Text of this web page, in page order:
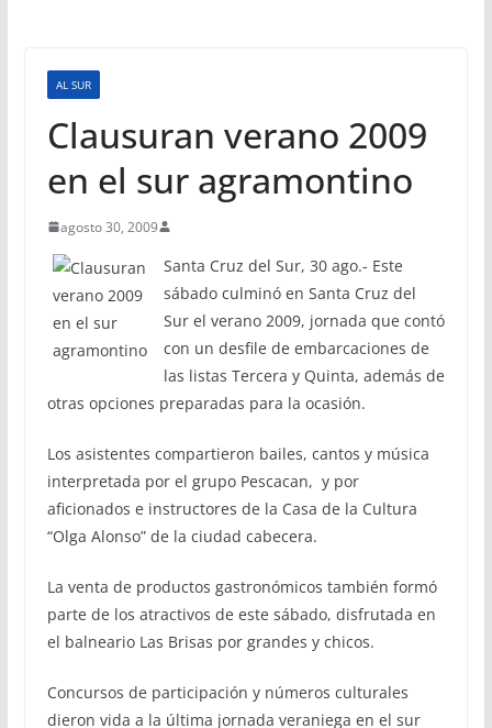
AL SUR
Clausuran verano 2009
en el sur agramontino
agosto 30, 2009
Santa Cruz del Sur, 30 ago.- Este
sábado culminó en Santa Cruz del
Sur el verano 2009, jornada que contó
con un desfile de embarcaciones de
las listas Tercera y Quinta, además de
otras opciones preparadas para la ocasión.
Los asistentes compartieron bailes, cantos y música
interpretada por el grupo Pescacan, y por
aficionados e instructores de la Casa de la Cultura
“Olga Alonso” de la ciudad cabecera.
La venta de productos gastronómicos también formó
parte de los atractivos de este sábado, disfrutada en
el balneario Las Brisas por grandes y chicos.
Concursos de participación y números culturales
dieron vida a la última jornada veraniega en el sur